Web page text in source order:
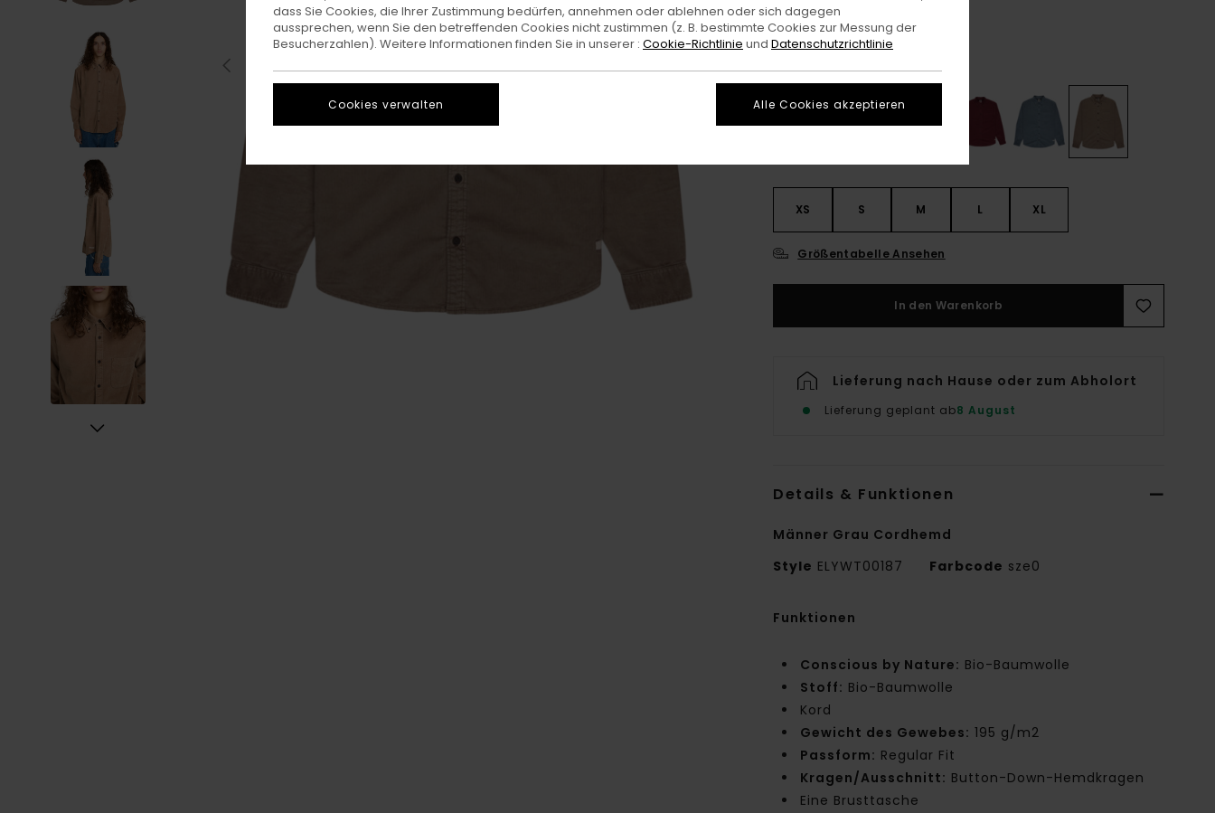
DOPPELTER RABATT EXTRA 25 %
XS S M L XL
Größentabelle Ansehen
In den Warenkorb
Lieferung nach Hause oder zum Abholort
Lieferung geplant ab8 August
Details & Funktionen
Männer Grau Cordhemd
Style ELYWT00187 Farbcode sze0
Funktionen
Conscious by Nature: Bio-Baumwolle
Stoff: Bio-Baumwolle
Kord
Gewicht des Gewebes: 195 g/m2
Passform: Regular Fit
Kragen/Ausschnitt: Button-Down-Hemdkragen
Eine Brusttasche
dass Sie Cookies, die Ihrer Zustimmung bedürfen, annehmen oder ablehnen oder sich dagegen
aussprechen, wenn Sie den betreffenden Cookies nicht zustimmen (z. B. bestimmte Cookies zur Messung der
Besucherzahlen). Weitere Informationen finden Sie in unserer : Cookie-Richtlinie und Datenschutzrichtlinie
Cookies verwalten Alle Cookies akzeptieren